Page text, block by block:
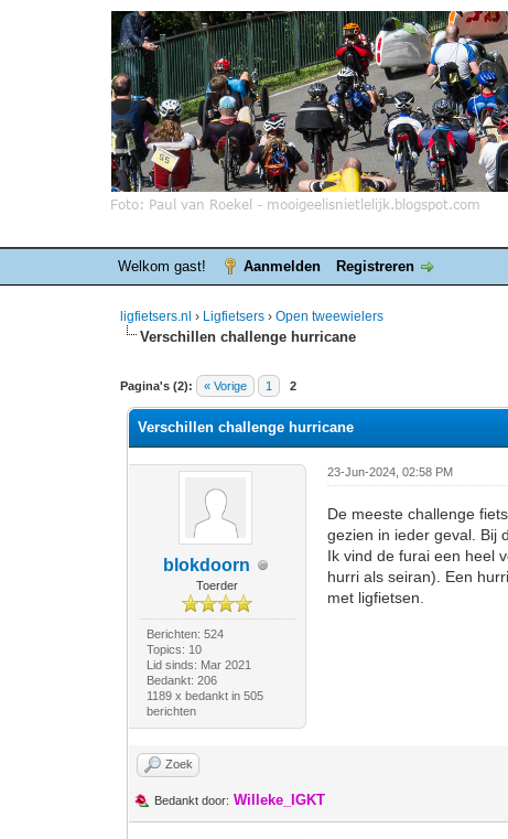
Welkom gast! Aanmelden Registreren
ligfietsers.nl › Ligfietsers ›Open tweewielers
Verschillen challenge hurricane
Pagina's (2): « Vorige 1 2
0 stemmen - gemiddelde waardering is 0
1
2
3
4
5
Verschillen challenge hurricane
blokdoorn
Toerder
Berichten: 524
Topics: 10
Lid sinds: Mar 2021
Bedankt: 206
1189 x bedankt in 505
berichten
23-Jun-2024, 02:58 PM
De meeste challenge
gezien in ieder geval. Bij
Ik vind de furai een heel
hurri als seiran). Een
met ligfietsen.
Zoek
Bedankt door: Willeke_IGKT